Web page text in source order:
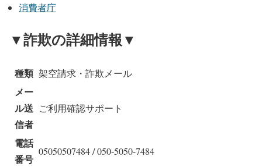
消費者庁
▼詐欺の詳細情報▼
種類 架空請求・詐欺メール
メー
ル送
信者
ご利用確認サポート
電話
番号
05050507484 / 050-5050-7484